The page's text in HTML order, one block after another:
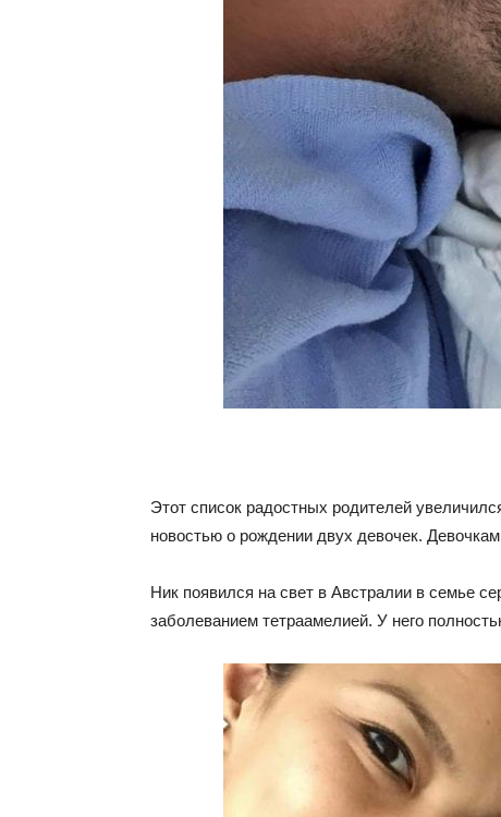
Этот список радостных родителей
новостью о рождении двух девочек.
Ник появился на свет в Австралии в семье
заболеванием тетраамелией. У него